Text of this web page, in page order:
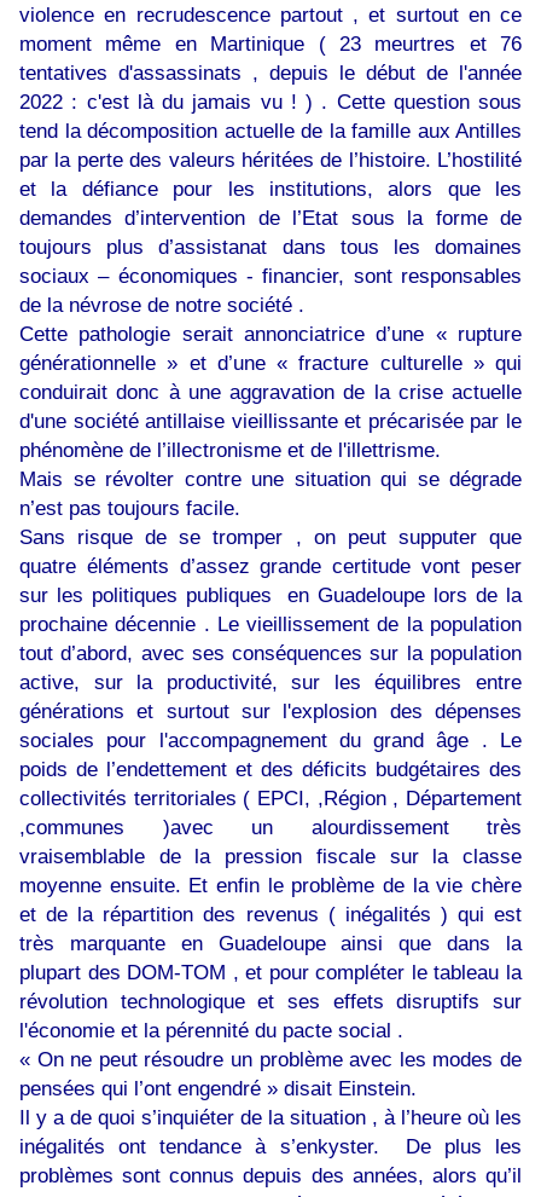
violence en recrudescence partout , et surtout en ce
moment même en Martinique ( 23 meurtres et 76
tentatives d'assassinats , depuis le début de l'année
2022 : c'est là du jamais vu ! ) . Cette question sous
tend la décomposition actuelle de la famille aux Antilles
par la perte des valeurs héritées de l’histoire. L’hostilité
et la défiance pour les institutions, alors que les
demandes d’intervention de l’Etat sous la forme de
toujours plus d’assistanat dans tous les domaines
sociaux – économiques - financier, sont responsables
de la névrose de notre société .
Cette pathologie serait annonciatrice d’une « rupture
générationnelle » et d’une « fracture culturelle » qui
conduirait donc à une aggravation de la crise actuelle
d'une société antillaise vieillissante et précarisée par le
phénomène de l’illectronisme et de l'illettrisme.
Mais se révolter contre une situation qui se dégrade
n’est pas toujours facile.
Sans risque de se tromper , on peut supputer que
quatre éléments d’assez grande certitude vont peser
sur les politiques publiques en Guadeloupe lors de la
prochaine décennie . Le vieillissement de la population
tout d’abord, avec ses conséquences sur la population
active, sur la productivité, sur les équilibres entre
générations et surtout sur l'explosion des dépenses
sociales pour l'accompagnement du grand âge . Le
poids de l’endettement et des déficits budgétaires des
collectivités territoriales ( EPCI, ,Région , Département
,communes )avec un alourdissement très
vraisemblable de la pression fiscale sur la classe
moyenne ensuite. Et enfin le problème de la vie chère
et de la répartition des revenus ( inégalités ) qui est
très marquante en Guadeloupe ainsi que dans la
plupart des DOM-TOM , et pour compléter le tableau la
révolution technologique et ses effets disruptifs sur
l'économie et la pérennité du pacte social .
« On ne peut résoudre un problème avec les modes de
pensées qui l’ont engendré » disait Einstein.
Il y a de quoi s’inquiéter de la situation , à l’heure où les
inégalités ont tendance à s’enkyster. De plus les
problèmes sont connus depuis des années, alors qu’il